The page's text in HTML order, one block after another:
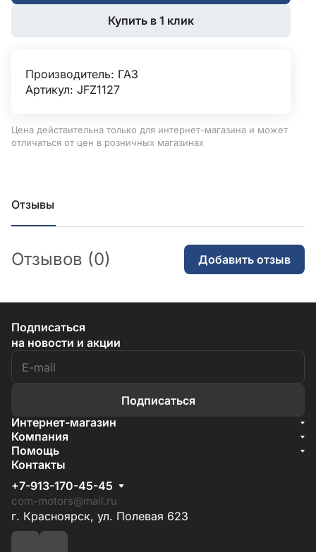
Купить в 1 клик
Производитель: ГАЗ
Артикул: JFZ1127
Цена действительна только для интернет-магазина и может
отличаться от цен в розничных магазинах
Отзывы
Отзывов (0) Добавить отзыв
Подписаться
на новости и акции
Подписаться
Интернет-магазин
Акции
Бренды
Компания
О компании
Документы
Условия поставки
Отзывы
Помощь
Условия доставки
Способы оплаты
Гарантия на товар
Контакты
+7-913-170-45-45
com-motors@mail.ru
г. Красноярск, ул. Полевая 623